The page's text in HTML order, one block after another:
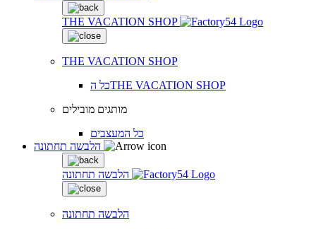
THE VACATION SHOP
THE VACATION SHOP
כל הTHE VACATION SHOP
מותגים מובילים
כל המעצבים
הלבשה תחתונה
הלבשה תחתונה